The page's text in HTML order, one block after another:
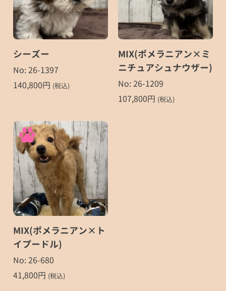
シーズー
No: 26-1397
140,800円 (税込)
MIX(ポメラニアン×ミ
ニチュアシュナウザー)
No: 26-1209
107,800円 (税込)
MIX(ポメラニアン×ト
イプードル)
No: 26-680
41,800円 (税込)